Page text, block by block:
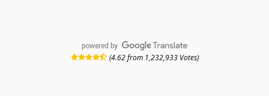
powered by
(4.62 from 1,232,933 Votes)